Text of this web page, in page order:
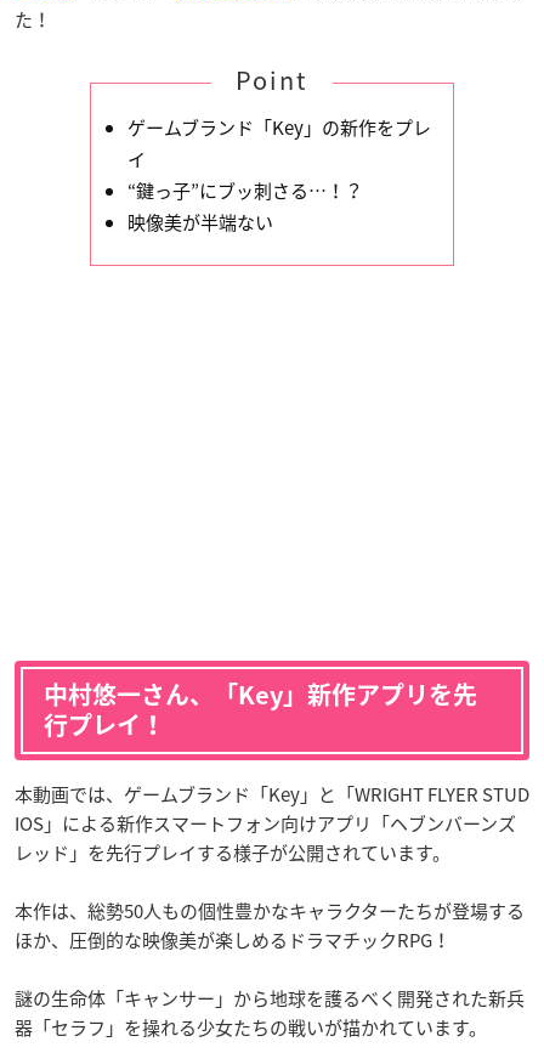
た！
Point
ゲームブランド「Key」の新作をプレ
イ
“鍵っ子”にブッ刺さる…！？
映像美が半端ない
中村悠一さん、「Key」新作アプリを先
行プレイ！
本動画では、ゲームブランド「Key」と「WRIGHT FLYER STUD
IOS」による新作スマートフォン向けアプリ「ヘブンバーンズ
レッド」を先行プレイする様子が公開されています。
本作は、総勢50人もの個性豊かなキャラクターたちが登場する
ほか、圧倒的な映像美が楽しめるドラマチックRPG！
謎の生命体「キャンサー」から地球を護るべく開発された新兵
器「セラフ」を操れる少女たちの戦いが描かれています。